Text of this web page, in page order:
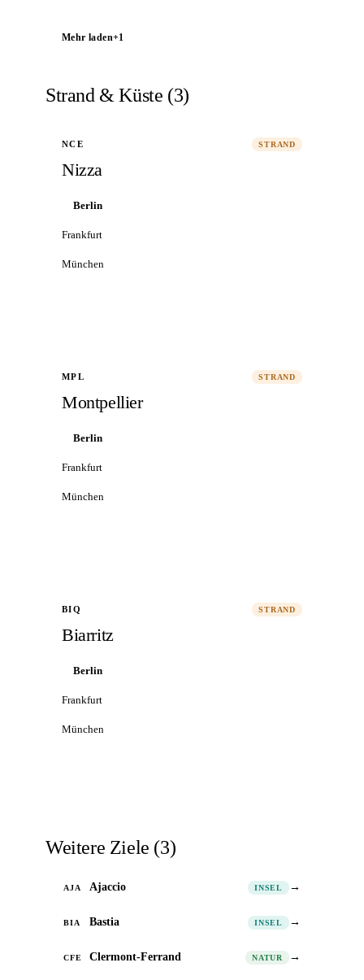
Mehr laden+1
Strand & Küste (3)
NCE STRAND
Nizza
Berlin
Frankfurt
München
MPL STRAND
Montpellier
Berlin
Frankfurt
München
BIQ STRAND
Biarritz
Berlin
Frankfurt
München
Weitere Ziele (3)
AJA Ajaccio INSEL →
BIA Bastia INSEL →
CFE Clermont-Ferrand NATUR →